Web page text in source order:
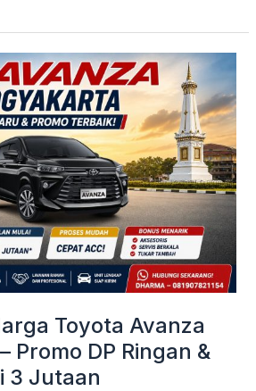
Toyota Avanza
Promo DP Ringan &
3 Jutaan